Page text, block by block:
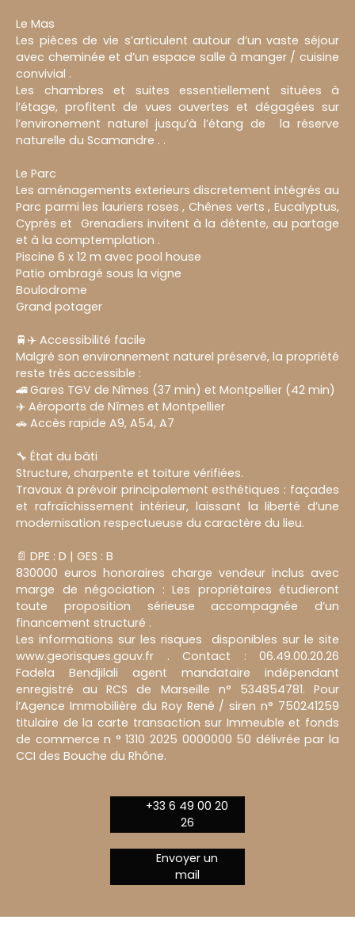
Le Mas
Les pièces de vie s’articulent autour d’un vaste séjour
avec cheminée et d’un espace salle à manger / cuisine
convivial .
Les chambres et suites essentiellement situées à
l’étage, profitent de vues ouvertes et dégagées sur
l’environement naturel jusqu’à l’étang de la réserve
naturelle du Scamandre . .
Le Parc
Les aménagements exterieurs discretement intégrés au
Parc parmi les lauriers roses , Chênes verts , Eucalyptus,
Cyprès et Grenadiers invitent à la détente, au partage
et à la comptemplation .
Piscine 6 x 12 m avec pool house
Patio ombragé sous la vigne
Boulodrome
Grand potager
🚆✈️ Accessibilité facile
Malgré son environnement naturel préservé, la propriété
reste très accessible :
🚄 Gares TGV de Nîmes (37 min) et Montpellier (42 min)
✈️ Aéroports de Nîmes et Montpellier
🚗 Accès rapide A9, A54, A7
🔧 État du bâti
Structure, charpente et toiture vérifiées.
Travaux à prévoir principalement esthétiques : façades
et rafraîchissement intérieur, laissant la liberté d’une
modernisation respectueuse du caractère du lieu.
📄 DPE : D | GES : B
830000 euros honoraires charge vendeur inclus avec
marge de négociation : Les propriétaires étudieront
toute proposition sérieuse accompagnée d’un
financement structuré .
Les informations sur les risques disponibles sur le site
www.georisques.gouv.fr . Contact : 06.49.00.20.26
Fadela Bendjilali agent mandataire indépendant
enregistré au RCS de Marseille n° 534854781. Pour
l’Agence Immobilière du Roy René / siren n° 750241259
titulaire de la carte transaction sur Immeuble et fonds
de commerce n ° 1310 2025 0000000 50 délivrée par la
CCI des Bouche du Rhône.
+33 6 49 00 20
26
Envoyer un
mail